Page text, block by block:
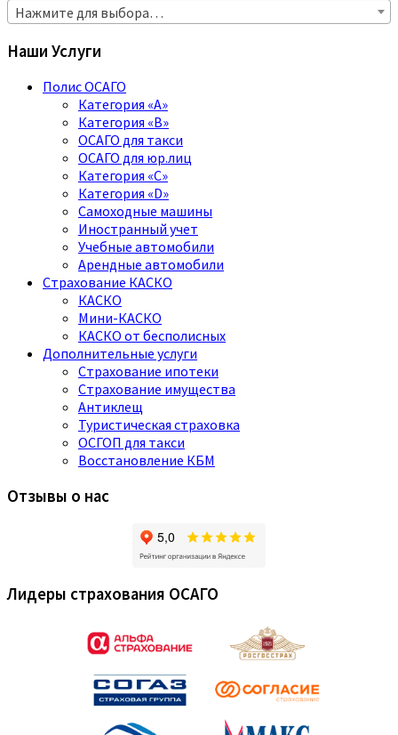
Нажмите для выбора…
Наши Услуги
Полис ОСАГО
Категория «A»
Категория «B»
ОСАГО для такси
ОСАГО для юр.лиц
Категория «C»
Категория «D»
Самоходные машины
Иностранный учет
Учебные автомобили
Арендные автомобили
Страхование КАСКО
КАСКО
Мини-КАСКО
КАСКО от бесполисных
Дополнительные услуги
Страхование ипотеки
Страхование имущества
Антиклещ
Туристическая страховка
ОСГОП для такси
Восстановление КБМ
Отзывы о нас
Лидеры страхования ОСАГО